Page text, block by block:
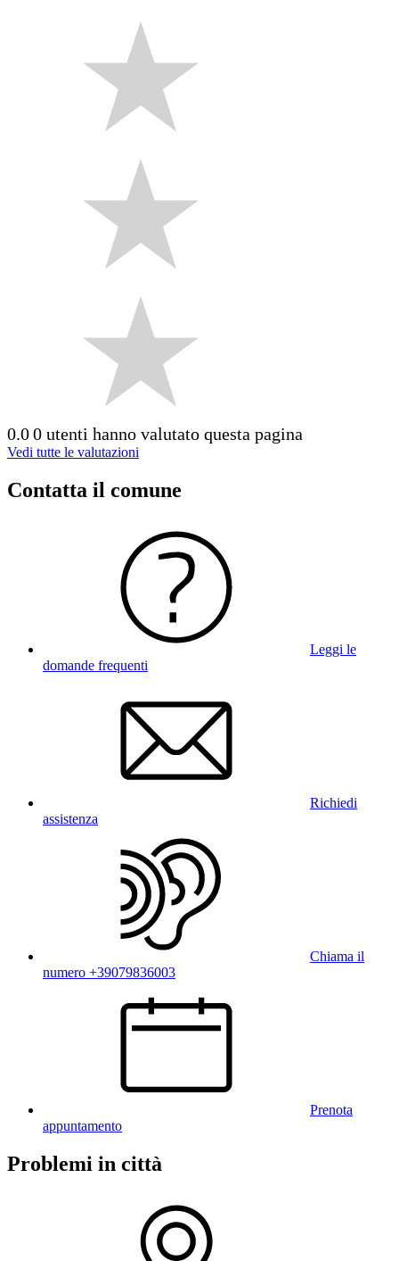
0.00 utenti hanno valutato questa pagina
Vedi tutte le valutazioni
Contatta il comune
Leggi le
domande frequenti
Richiedi
assistenza
Chiama il
numero +39079836003
Prenota
appuntamento
Problemi in città